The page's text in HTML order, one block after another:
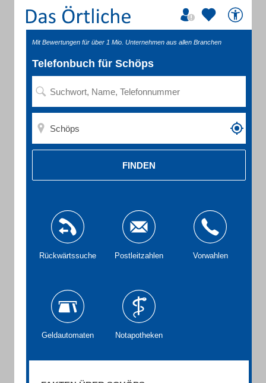
Mit Bewertungen für über 1 Mio. Unternehmen aus allen Branchen
Telefonbuch für Schöps
FINDEN
Rückwärtssuche Postleitzahlen Vorwahlen
Geldautomaten Notapotheken